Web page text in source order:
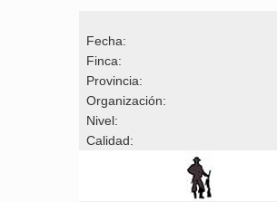
Fecha:
Finca:
Provincia:
Organización:
Nivel:
Calidad: